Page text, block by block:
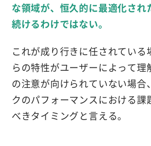
な領域が、恒久的に最適化され
続けるわけではない。
これが成り行きに任されている
らの特性がユーザーによって理
の注意が向けられていない場合
クのパフォーマンスにおける課
べきタイミングと言える。